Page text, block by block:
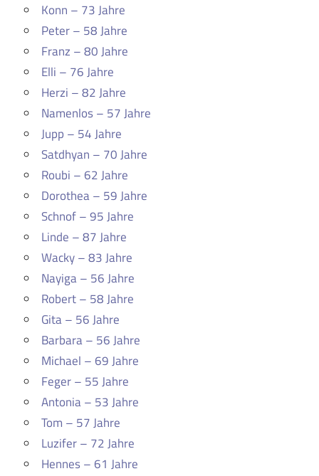
Konn – 73 Jahre
Peter – 58 Jahre
Franz – 80 Jahre
Elli – 76 Jahre
Herzi – 82 Jahre
Namenlos – 57 Jahre
Jupp – 54 Jahre
Satdhyan – 70 Jahre
Roubi – 62 Jahre
Dorothea – 59 Jahre
Schnof – 95 Jahre
Linde – 87 Jahre
Wacky – 83 Jahre
Nayiga – 56 Jahre
Robert – 58 Jahre
Gita – 56 Jahre
Barbara – 56 Jahre
Michael – 69 Jahre
Feger – 55 Jahre
Antonia – 53 Jahre
Tom – 57 Jahre
Luzifer – 72 Jahre
Hennes – 61 Jahre